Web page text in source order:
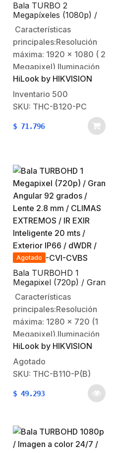
Bala TURBO 2
Megapíxeles (1080p) /
Gran Angular 103° /
Lente 2.8 mm / IR EXIR
Inteligente 20 mts /
Exterior IP66 / dWDR /
TVI-AHD-CVI-CVBS
Características
principales:Resolución
máxima: 1920 x 1080 ( 2
Megapixel) Iluminación
mínima: 0.01 Lux @
(F1.2, AGC ON), 0 Lux
con IR.Lente fijo: 2.8 mm
103º).20 mts IR EXIR
tecnologías
seleccionables (TVI /
AHD / CVI /
CVBS).Funciones: dWDR
/ BLC…
HiLook by HIKVISION
Inventario 500
SKU: THC-B120-PC
$ 71.796
Agotado
Bala TURBOHD 1
Megapixel (720p) / Gran
Angular 92 grados /
Lente 2.8 mm / CLIMAS
EXTREMOS / IR EXIR
Inteligente 20 mts /
Exterior IP66 / dWDR /
TVI-AHD-CVI-CVBS
Características
principales:Resolución
máxima: 1280 x 720 (1
Megapixel).Iluminación
mínima: 0.01 Lux @
(F1.2, AGC ON), 0 Lux
con IR.Lente fijo: 2.8 mm
92º).20 mts IR EXIR
tecnologías
seleccionables (TVI /
HiLook by HIKVISION
Agotado
SKU: THC-B110-P(B)
$ 49.293